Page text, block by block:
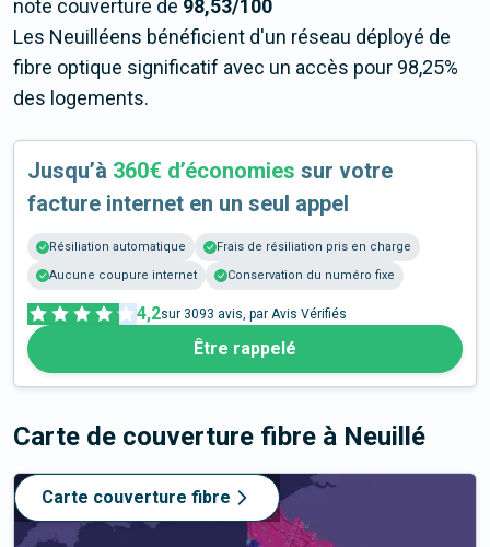
note couverture de 98,53/100
Les Neuilléens bénéficient d'un réseau déployé de
fibre optique significatif avec un accès pour 98,25%
des logements.
Jusqu’à 360€ d’économies sur votre
facture internet en un seul appel
Résiliation automatique
Frais de résiliation pris en charge
Aucune coupure internet
Conservation du numéro fixe
4,2sur 3093 avis, par Avis Vérifiés
Être rappelé
Carte de couverture fibre à Neuillé
Carte couverture fibre